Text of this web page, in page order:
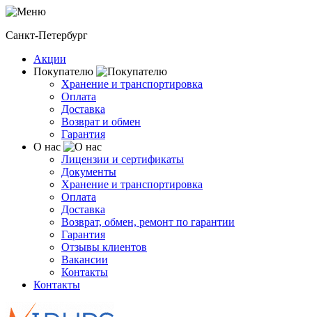
Санкт-Петербург
Акции
Покупателю
Хранение и транспортировка
Оплата
Доставка
Возврат и обмен
Гарантия
О нас
Лицензии и сертификаты
Документы
Хранение и транспортировка
Оплата
Доставка
Возврат, обмен, ремонт по гарантии
Гарантия
Отзывы клиентов
Вакансии
Контакты
Контакты